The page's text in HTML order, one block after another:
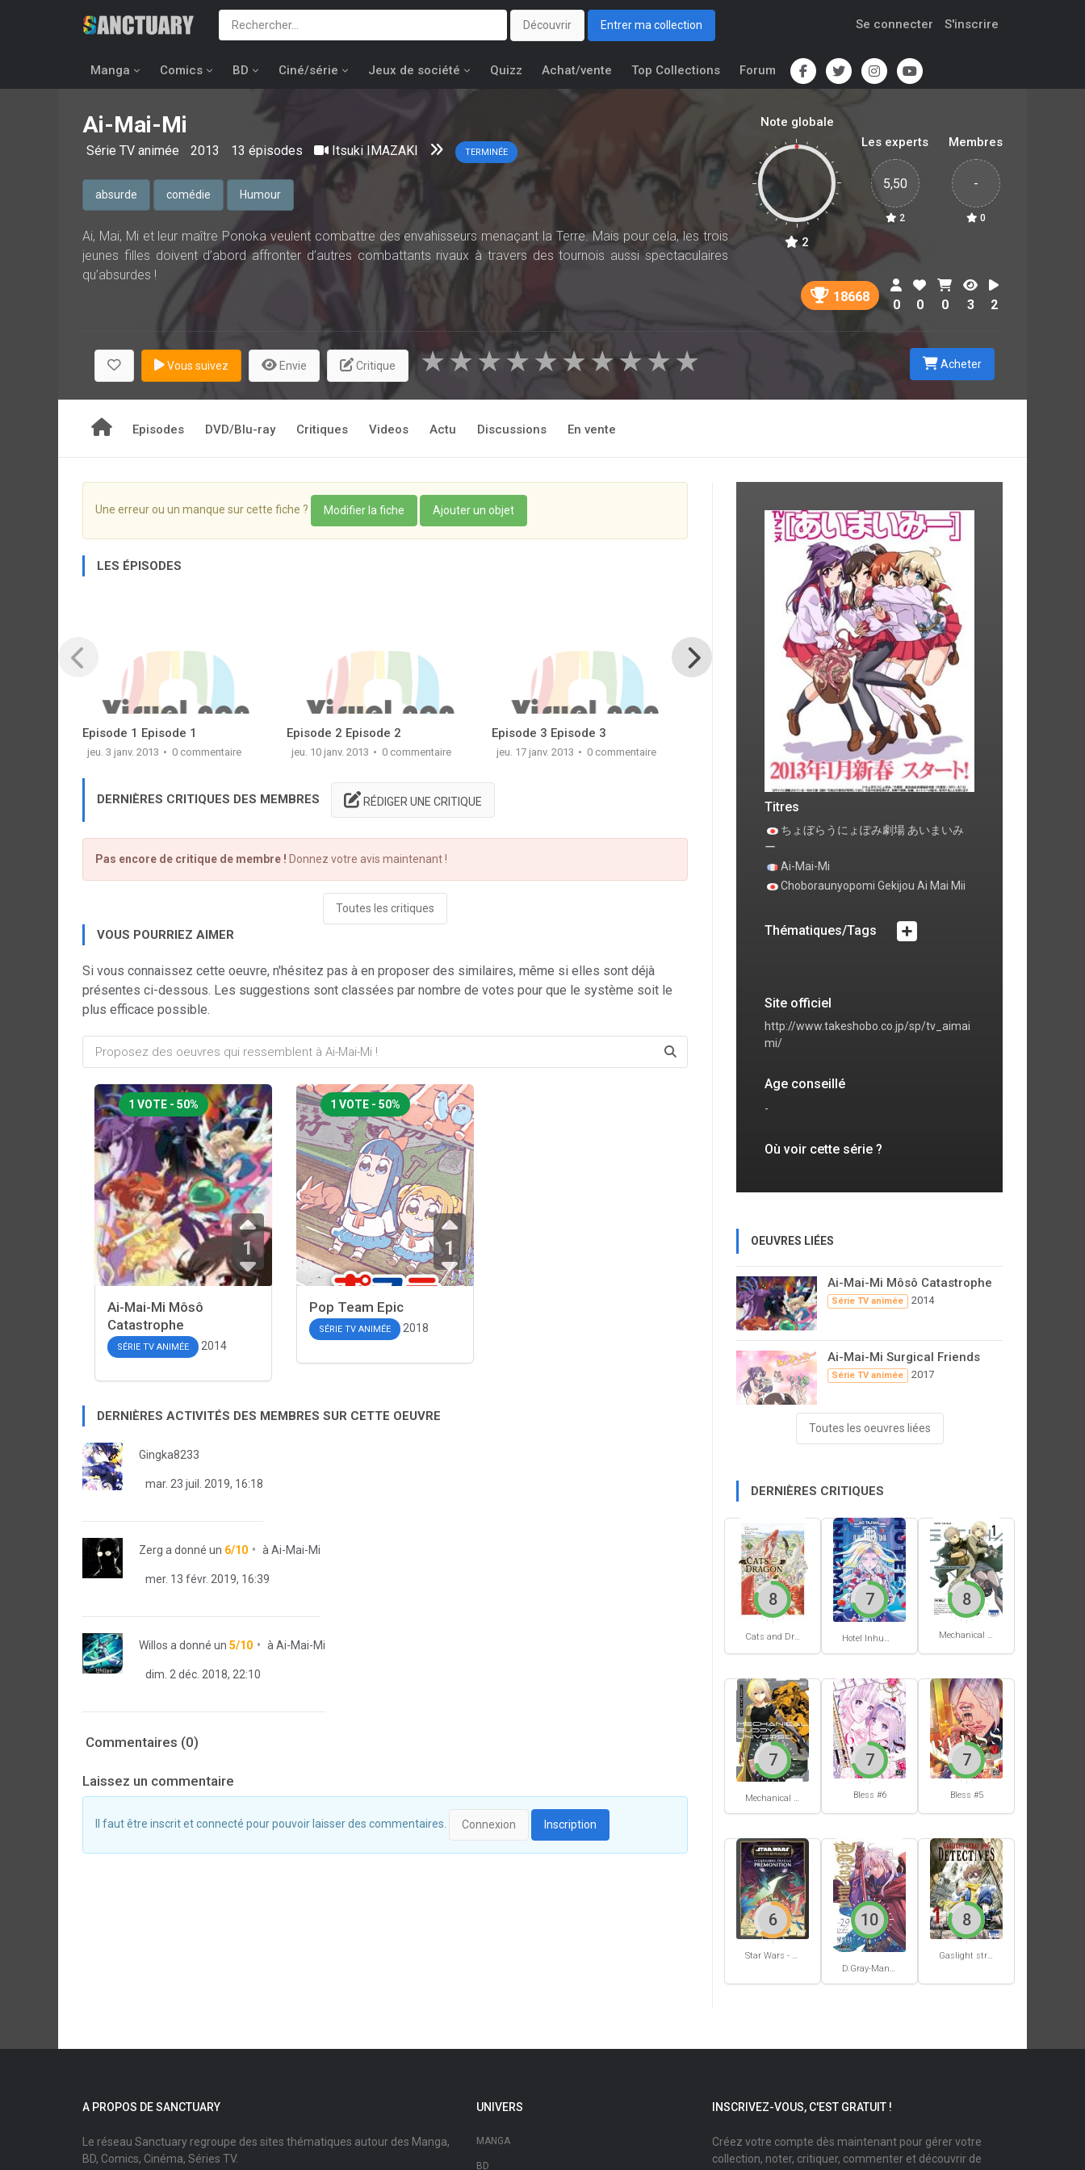
Découvrir Entrer ma collection Se connecter S'inscrire
Manga Comics BD Ciné/série Jeux de société Quizz Achat/vente Top Collections Forum
Ai-Mai-Mi
Série TV animée 2013 13 épisodes Itsuki IMAZAKI TERMINÉE
absurde comédie Humour
Ai, Mai, Mi et leur maître Ponoka veulent combattre des envahisseurs menaçant la Terre. Mais pour cela, les trois
jeunes filles doivent d’abord affronter d’autres combattants rivaux à travers des tournois aussi spectaculaires
qu’absurdes !
Note globale
2
Les experts
5,50
2
Membres
-
0
18668
0 0 0 3 2
Vous suivez Envie Critique ★
★
★
★
★
★
★
★
★
★ Acheter
Episodes DVD/Blu-ray Critiques Videos Actu Discussions En vente
Une erreur ou un manque sur cette fiche ? Modifier la fiche Ajouter un objet
LES ÉPISODES
Episode 1 Episode 1
jeu. 3 janv. 2013 0 commentaire
Episode 2 Episode 2
jeu. 10 janv. 2013 0 commentaire
Episode 3 Episode 3
jeu. 17 janv. 2013 0 commentaire
Episode 4 Episode 4
0 commentaire
Episode 5 Episode 5
jeu. 31 janv. 2013
DERNIÈRES CRITIQUES DES MEMBRES RÉDIGER UNE CRITIQUE
Pas encore de critique de membre ! Donnez votre avis maintenant !
Toutes les critiques
VOUS POURRIEZ AIMER
Si vous connaissez cette oeuvre, n'hésitez pas à en proposer des similaires, même si elles sont déjà
présentes ci-dessous. Les suggestions sont classées par nombre de votes pour que le système soit le
plus efficace possible.
1 VOTE - 50%
1
Ai-Mai-Mi Môsô
Catastrophe
SÉRIE TV ANIMÉE 2014
1 VOTE - 50%
1
Pop Team Epic
SÉRIE TV ANIMÉE 2018
DERNIÈRES ACTIVITÉS DES MEMBRES SUR CETTE OEUVRE
Gingka8233
mar. 23 juil. 2019, 16:18
Zerg a donné un 6/10 à Ai-Mai-Mi
mer. 13 févr. 2019, 16:39
Willos a donné un 5/10 à Ai-Mai-Mi
dim. 2 déc. 2018, 22:10
Commentaires (0)
Laissez un commentaire
Il faut être inscrit et connecté pour pouvoir laisser des commentaires. Connexion Inscription
Titres
ちょぼらうにょぽみ劇場 あいまいみ
ー
Ai-Mai-Mi
Choboraunyopomi Gekijou Ai Mai Mii
Thématiques/Tags
Site officiel
http://www.takeshobo.co.jp/sp/tv_aimai
mi/
Age conseillé
-
Où voir cette série ?
OEUVRES LIÉES
Ai-Mai-Mi Môsô Catastrophe
Série TV animée 2014
Ai-Mai-Mi Surgical Friends
Série TV animée 2017
Toutes les oeuvres liées
DERNIÈRES CRITIQUES
Cats and Dragon #3
8
Hotel Inhumans #1
7
Mechanical Buddy Universe #1
8
Mechanical Buddy Universe #0
7
Bless #6
7
Bless #5
7
Star Wars - La Haute République - Un équilibre fragile
6
D.Gray-Man #29
10
Gaslight stray dog detectives #1
8
A PROPOS DE SANCTUARY
Le réseau Sanctuary regroupe des sites thématiques autour des Manga,
BD, Comics, Cinéma, Séries TV.
UNIVERS
MANGA
BD
INSCRIVEZ-VOUS, C'EST GRATUIT !
Créez votre compte dès maintenant pour gérer votre
collection, noter, critiquer, commenter et découvrir de